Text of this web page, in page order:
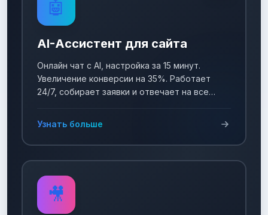
🤖
AI-Ассистент для сайта
Онлайн чат с AI, настройка за 15 минут.
Увеличение конверсии на 35%. Работает
24/7, собирает заявки и отвечает на все
Узнать больше
🎥